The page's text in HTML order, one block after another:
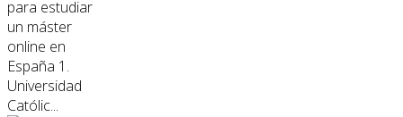
para estudiar
un máster
online en
España 1.
Universidad
Católic...